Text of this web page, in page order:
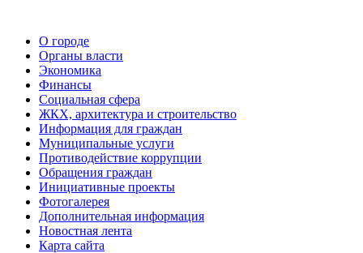
О городе
Органы власти
Экономика
Финансы
Социальная сфера
ЖКХ, архитектура и строительство
Информация для граждан
Муниципальные услуги
Противодействие коррупции
Обращения граждан
Инициативные проекты
Фотогалерея
Дополнительная информация
Новостная лента
Карта сайта